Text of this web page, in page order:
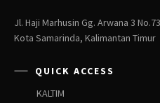
Jl. Haji Marhusin Gg. Arwana 3
Kota Samarinda, Kalimantan Timur
QUICK ACCESS
KALTIM